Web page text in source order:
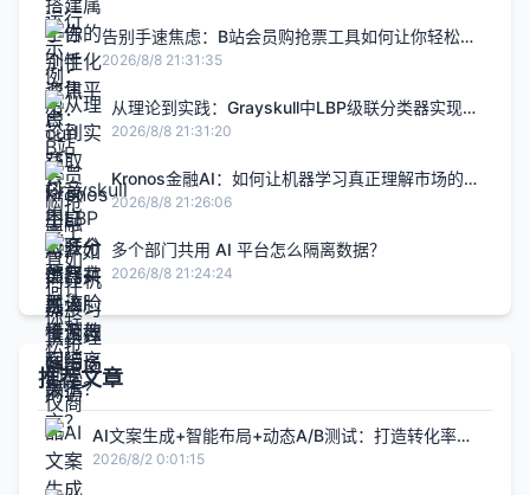
告别手速焦虑：B站会员购抢票工具如何让你轻松抢
到心仪商品
2026/8/8 21:31:35
从理论到实践：Grayskull中LBP级联分类器实现人
脸检测教程
2026/8/8 21:31:20
Kronos金融AI：如何让机器学习真正理解市场的语
言？
2026/8/8 21:26:06
多个部门共用 AI 平台怎么隔离数据？
2026/8/8 21:24:24
推荐文章
AI文案生成+智能布局+动态A/B测试：打造转化率提
升2.8倍的H5智能设计闭环，限免内测通道今日关闭
2026/8/2 0:01:15